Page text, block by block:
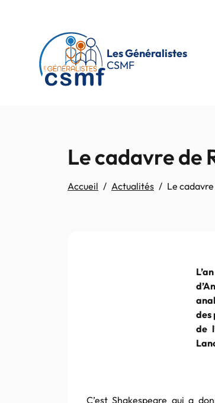
Les Généralistes
CSMF
Le cadavre de
Accueil Actualités Le
des
de
C’est Shakespeare qui a